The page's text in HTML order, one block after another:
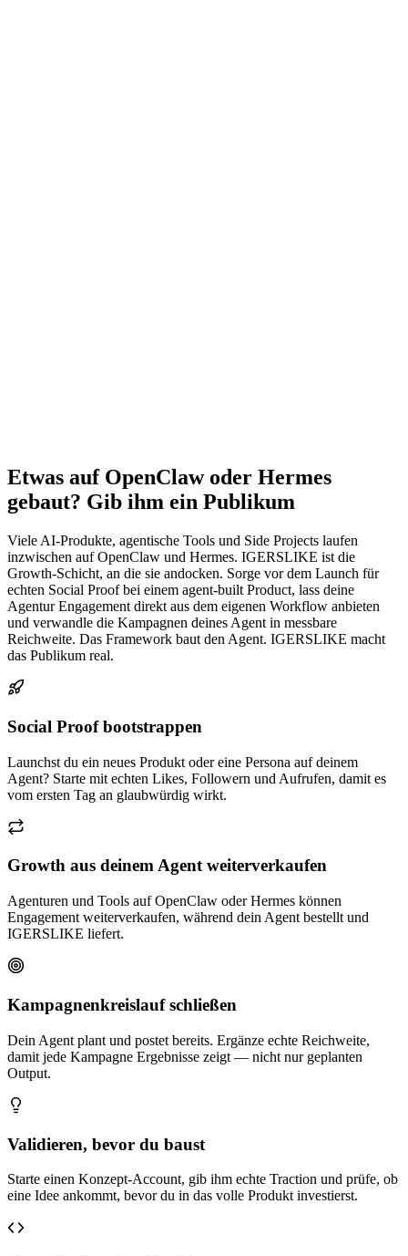
Etwas auf OpenClaw oder Hermes
gebaut? Gib ihm ein Publikum
Viele AI-Produkte, agentische Tools und Side Projects laufen
inzwischen auf OpenClaw und Hermes. IGERSLIKE ist die
Growth-Schicht, an die sie andocken. Sorge vor dem Launch für
echten Social Proof bei einem agent-built Product, lass deine
Agentur Engagement direkt aus dem eigenen Workflow anbieten
und verwandle die Kampagnen deines Agent in messbare
Reichweite. Das Framework baut den Agent. IGERSLIKE macht
das Publikum real.
Social Proof bootstrappen
Launchst du ein neues Produkt oder eine Persona auf deinem
Agent? Starte mit echten Likes, Followern und Aufrufen, damit es
vom ersten Tag an glaubwürdig wirkt.
Growth aus deinem Agent weiterverkaufen
Agenturen und Tools auf OpenClaw oder Hermes können
Engagement weiterverkaufen, während dein Agent bestellt und
IGERSLIKE liefert.
Kampagnenkreislauf schließen
Dein Agent plant und postet bereits. Ergänze echte Reichweite,
damit jede Kampagne Ergebnisse zeigt — nicht nur geplanten
Output.
Validieren, bevor du baust
Starte einen Konzept-Account, gib ihm echte Traction und prüfe, ob
eine Idee ankommt, bevor du in das volle Produkt investierst.